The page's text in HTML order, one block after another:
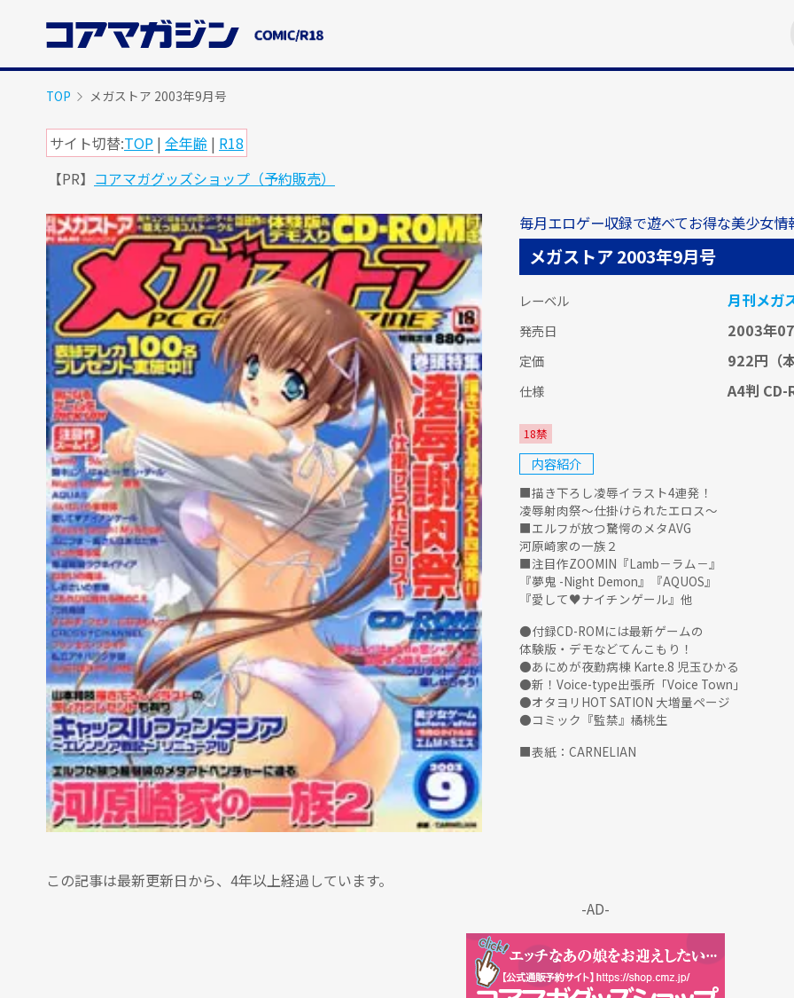
コ
TOP メガストア 2003年9月号
サイト切替:TOP | 全年齢 | R18
【PR】 コアマガグッズショップ（予約販売）
毎月エロゲー収録で遊べてお得な美少女情
メガストア 2003年9月号
レーベル 月刊メガ
発売日 2003年
定価 922円
仕様 A4判 CD-
18禁
内容紹介
■描き下ろし凌辱イラスト4連発！
凌辱射肉祭～仕掛けられたエロス～
■エルフが放つ驚愕のメタAVG
河原崎家の一族２
■注目作ZOOMIN『Lamb－ラム－』
『夢鬼 -Night Demon』『AQUOS』
『愛して♥ナイチンゲール』他
●付録CD-ROMには最新ゲームの
体験版・デモなどてんこもり！
●あにめが夜勤病棟 Karte.8 児玉ひかる
●新！Voice-type出張所「Voice Town」
●オタヨリHOT SATION 大増量ページ
●コミック『監禁』橘桃生
■表紙：CARNELIAN
この記事は最新更新日から、4年以上経過しています。
-AD-